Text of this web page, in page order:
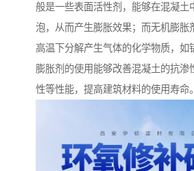
般是一些表面活性剂，能够在混凝土
泡，从而产生膨胀效果；而无机膨胀
高温下分解产生气体的化学物质，如
膨胀剂的使用能够改善混凝土的抗渗
性等性能，提高建筑材料的使用寿命。